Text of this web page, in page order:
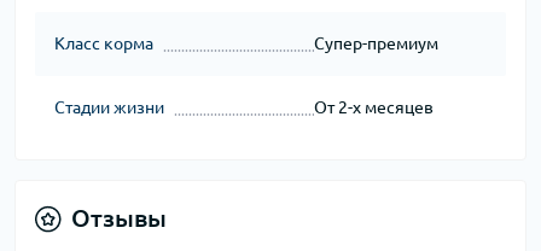
Класс корма Супер-премиум
Стадии жизни От 2-х месяцев
Отзывы